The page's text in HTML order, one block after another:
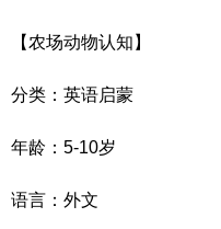
【农场动物认知】
分类：英语启蒙
年龄：5-10岁
语言：外文